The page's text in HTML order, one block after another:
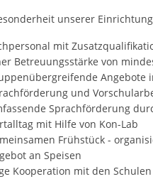
unserer
mit
Betreuungsstärke von
Angebote
und
Sprachförderung
mit Hilfe von Kon-Lab
Frühstück -
an Speisen
Kooperation mit den Schulen